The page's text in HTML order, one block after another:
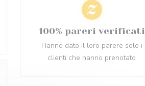
100% pareri verificati
Hanno dato il loro parere solo i
clienti che hanno prenotato